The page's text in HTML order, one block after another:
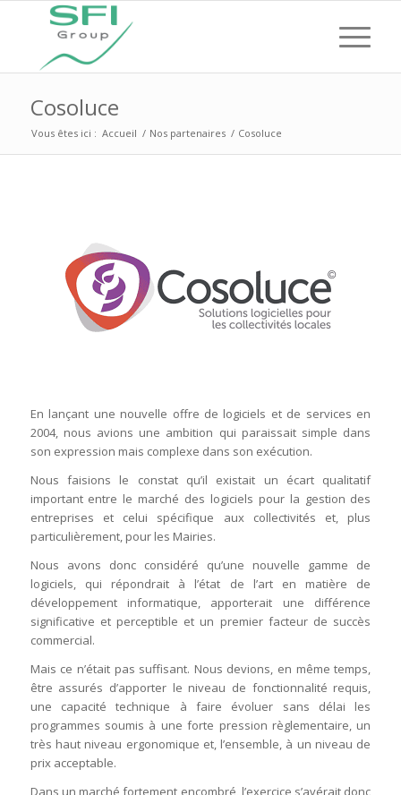
Cosoluce
Vous êtes ici : Accueil / Nos partenaires / Cosoluce
En lançant une nouvelle offre de logiciels et de services en
2004, nous avions une ambition qui paraissait simple dans
son expression mais complexe dans son exécution.
Nous faisions le constat qu’il existait un écart qualitatif
important entre le marché des logiciels pour la gestion des
entreprises et celui spécifique aux collectivités et, plus
particulièrement, pour les Mairies.
Nous avons donc considéré qu’une nouvelle gamme de
logiciels, qui répondrait à l’état de l’art en matière de
développement informatique, apporterait une différence
significative et perceptible et un premier facteur de succès
commercial.
Mais ce n’était pas suffisant. Nous devions, en même temps,
être assurés d’apporter le niveau de fonctionnalité requis,
une capacité technique à faire évoluer sans délai les
programmes soumis à une forte pression règlementaire, un
très haut niveau ergonomique et, l’ensemble, à un niveau de
prix acceptable.
Dans un marché fortement encombré, l’exercice s’avérait donc